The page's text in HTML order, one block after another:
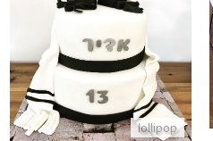
lollipop
עוגת בר מצווה תפילין מבצק
התקשר/י